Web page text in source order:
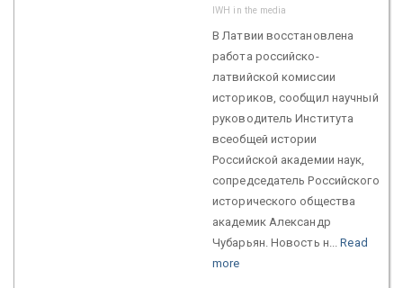
IWH in the media
В Латвии восстановлена
работа российско-
латвийской комиссии
историков, сообщил научный
руководитель Института
всеобщей истории
Российской академии наук,
сопредседатель Российского
исторического общества
академик Александр
Чубарьян. Новость н...Read
more